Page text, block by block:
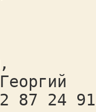
87 24